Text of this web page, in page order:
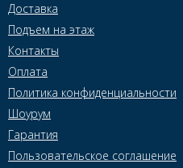
Доставка
Подъем на этаж
Контакты
Оплата
Политика конфиденциальности
Шоурум
Гарантия
Пользовательское соглашение